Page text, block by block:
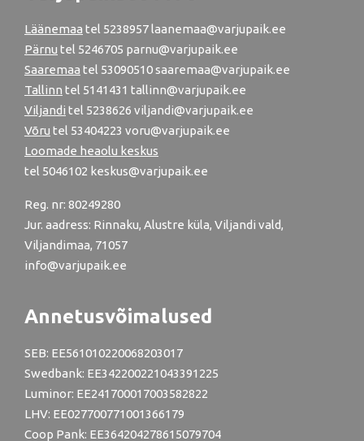
Läänemaa tel 5238957 laanemaa@varjupaik.ee
Pärnu tel 5246705 parnu@varjupaik.ee
Saaremaa tel 53090510 saaremaa@varjupaik.ee
Tallinn tel 5141431 tallinn@varjupaik.ee
Viljandi tel 5238626 viljandi@varjupaik.ee
Võru tel 53404223 voru@varjupaik.ee
Loomade heaolu keskus
tel 5046102 keskus@varjupaik.ee
Reg. nr: 80249280
Jur. aadress: Rinnaku, Alustre küla, Viljandi vald,
Viljandimaa, 71057
info@varjupaik.ee
Annetusvõimalused
SEB: EE561010220068203017
Swedbank: EE342200221043391225
Luminor: EE241700017003582822
LHV: EE027700771001366179
Coop Pank: EE364204278615079704